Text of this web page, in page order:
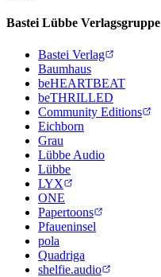
Bastei Lübbe Verlagsgruppe
Bastei Verlag
Baumhaus
beHEARTBEAT
beTHRILLED
Community Editions
Eichborn
Grau
Lübbe Audio
Lübbe
LYX
ONE
Papertoons
Pfaueninsel
pola
Quadriga
shelfie.audio